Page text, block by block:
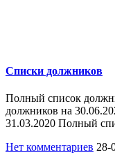
Списки должников
Полный список
должников на
31.03.2020 Полный
Нет комментариев 28-